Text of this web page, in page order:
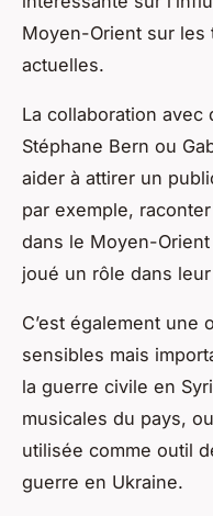
Moyen-Orient sur les
actuelles.
La collaboration
Stéphane Bern ou
aider à attirer un
par exemple,
dans le Moyen-
joué un rôle dans
C’est également une
sensibles mais
la guerre civile en
musicales du pays,
utilisée comme outil
guerre en Ukraine.